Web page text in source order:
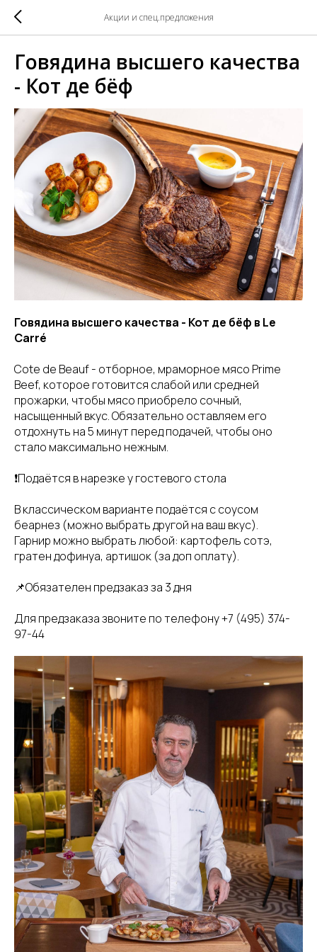
Акции и спец.предложения
Говядина высшего качества
- Кот де бёф
Говядина высшего качества - Кот де бёф в Le
Carré
Cote de Beauf - отборное, мраморное мясо Prime
Beef, которое готовится слабой или средней
прожарки, чтобы мясо приобрело сочный,
насыщенный вкус. Обязательно оставляем его
отдохнуть на 5 минут перед подачей, чтобы оно
стало максимально нежным.
❗️Подаётся в нарезке у гостевого стола
В классическом варианте подаётся с соусом
беарнез (можно выбрать другой на ваш вкус).
Гарнир можно выбрать любой: картофель сотэ,
гратен дофинуа, артишок (за доп оплату).
📌Обязателен предзаказ за 3 дня
Для предзаказа звоните по телефону +7 (495) 374-
97-44